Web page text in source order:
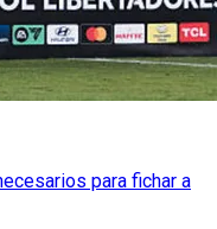
para fichar a